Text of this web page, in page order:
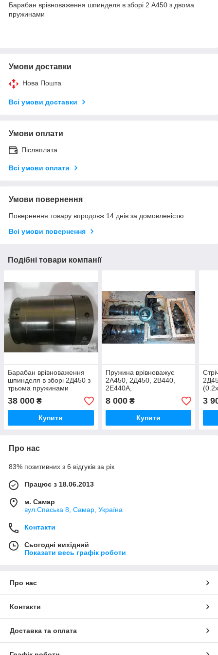
Барабан врівноваження шпинделя в зборі 2 А450 з двома
пружинами
Умови доставки
Нова Пошта
Всі умови доставки
Умови оплати
Післяплата
Всі умови оплати
Умови повернення
Повернення товару впродовж 14 днів за домовленістю
Всі умови повернення
Подібні товари компанії
Барабан врівноваження
шпинделя в зборі 2Д450 з
трьома пружинами
38 000 ₴
Купити
Пружина врівноважує
2А450, 2Д450, 2В440,
2Е440А,
8 000₴
Купити
3
Про нас
83% позитивних з 6 відгуків за рік
Працює з 18.06.2013
м. Самар
вул.Спаська 8, Самар, Україна
Контакти
Сьогодні вихідний
Показати весь графік роботи
Про нас
Контакти
Доставка та оплата